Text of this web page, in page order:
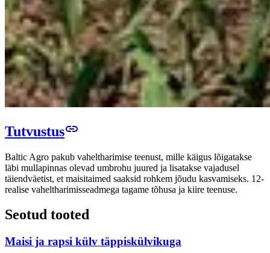
Tutvustuslink
Baltic Agro pakub vaheltharimise teenust, mille käigus lõigatakse
läbi mullapinnas olevad umbrohu juured ja lisatakse vajadusel
täiendväetist, et maisitaimed saaksid rohkem jõudu kasvamiseks. 12-
realise vaheltharimisseadmega tagame tõhusa ja kiire teenuse.
Seotud tooted
Maisi ja rapsi külv täppiskülvikuga